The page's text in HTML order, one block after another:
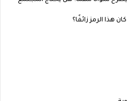
هذا الرمز زائفًا؟